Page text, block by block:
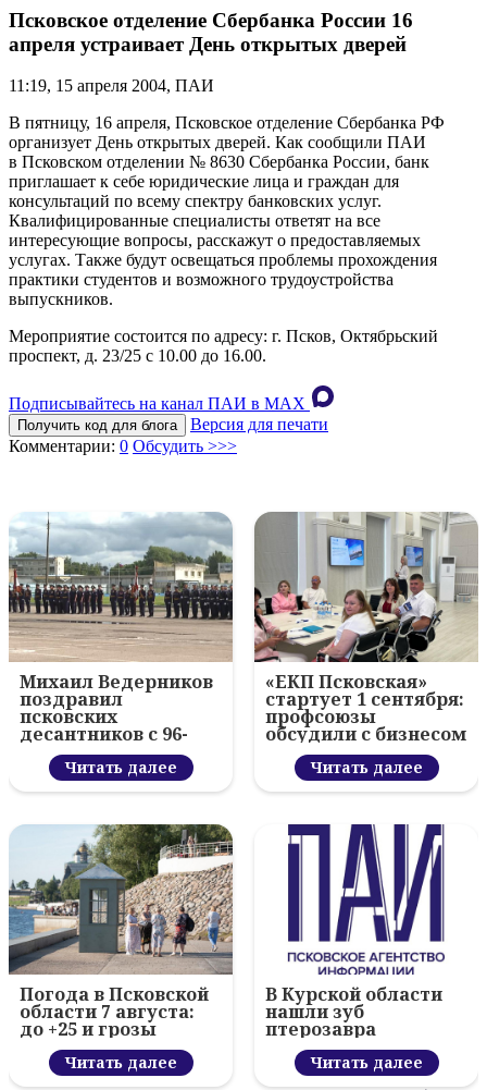
Псковское отделение Сбербанка России 16
апреля устраивает День открытых дверей
11:19, 15 апреля 2004, ПАИ
В пятницу, 16 апреля, Псковское отделение Сбербанка РФ
организует День открытых дверей. Как сообщили ПАИ
в Псковском отделении № 8630 Сбербанка России, банк
приглашает к себе юридические лица и граждан для
консультаций по всему спектру банковских услуг.
Квалифицированные специалисты ответят на все
интересующие вопросы, расскажут о предоставляемых
услугах. Также будут освещаться проблемы прохождения
практики студентов и возможного трудоустройства
выпускников.
Мероприятие состоится по адресу: г. Псков, Октябрьский
проспект, д. 23/25 с 10.00 до 16.00.
Подписывайтесь на канал ПАИ в MAХ
Получить код для блога
Версия для печати
Комментарии: 0 Обсудить >>>
Михаил Ведерников
поздравил
псковских
десантников с 96-
летием ВДВ и
вручил награды
Читать далее
«ЕКП Псковская»
стартует 1 сентября:
профсоюзы
обсудили с бизнесом
новый цифровой
проектЧитать далее
Погода в Псковской
области 7 августа:
до +25 и грозы
Читать далее
В Курской области
нашли зуб
птерозавра
Читать далее